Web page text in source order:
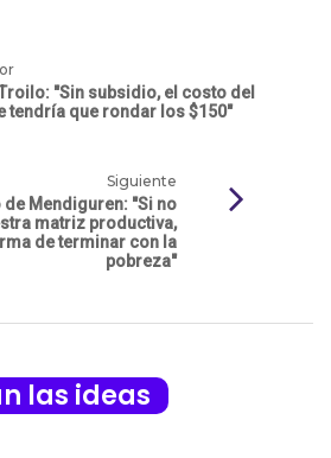
"Sin subsidio, el costo del
tendría que rondar los $150"
Siguiente
Mendiguren: "Si no
matriz productiva,
de terminar con la
pobreza"
las ideas